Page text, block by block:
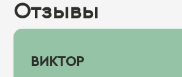
Отзывы
ВИКТОР